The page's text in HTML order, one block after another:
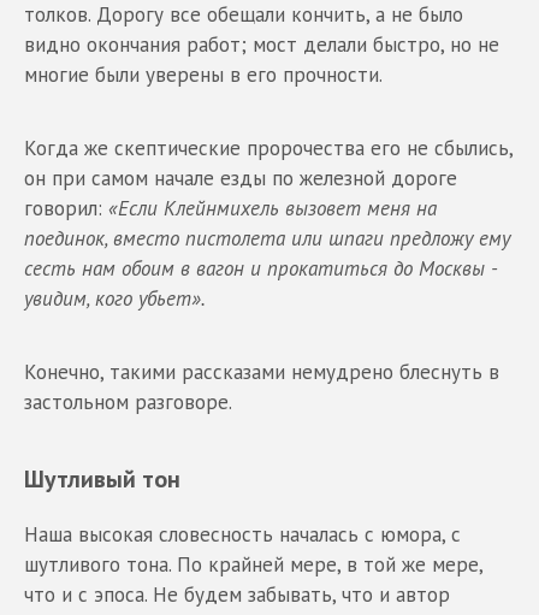
толков. Дорогу все обещали кончить, а не было
видно окончания работ; мост делали быстро, но не
многие были уверены в его прочности.
Когда же скептические пророчества его не сбылись,
он при самом начале езды по железной дороге
говорил: «Если Клейнмихель вызовет меня на
поединок, вместо пистолета или шпаги предложу ему
сесть нам обоим в вагон и прокатиться до Москвы -
увидим, кого убьет».
Конечно, такими рассказами немудрено блеснуть в
застольном разговоре.
Шутливый тон
Наша высокая словесность началась с юмора, с
шутливого тона. По крайней мере, в той же мере,
что и с эпоса. Не будем забывать, что и автор